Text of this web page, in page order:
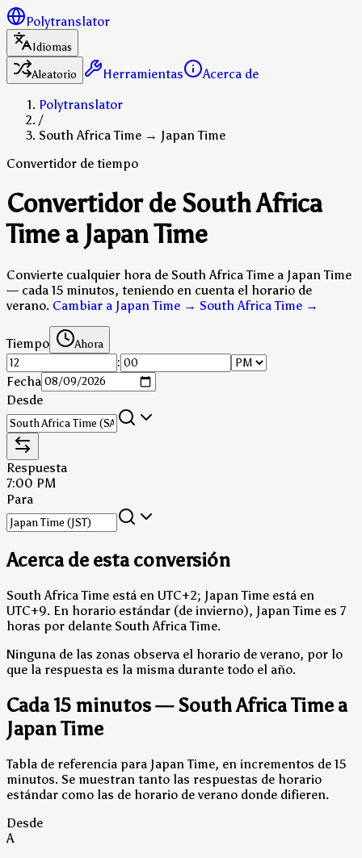
Polytranslator
Idiomas
Aleatorio
Herramientas
Acerca de
Polytranslator
/
South Africa Time → Japan Time
Convertidor de tiempo
Convertidor de South Africa
Time a Japan Time
Convierte cualquier hora de South Africa Time a Japan Time
— cada 15 minutos, teniendo en cuenta el horario de
verano. Cambiar a Japan Time → South Africa Time →
Tiempo Ahora
:
Fecha
Desde
Respuesta
7:00 PM
Para
Acerca de esta conversión
South Africa Time está en UTC+2; Japan Time está en
UTC+9. En horario estándar (de invierno), Japan Time es 7
horas por delante South Africa Time.
Ninguna de las zonas observa el horario de verano, por lo
que la respuesta es la misma durante todo el año.
Cada 15 minutos — South Africa Time a
Japan Time
Tabla de referencia para Japan Time, en incrementos de 15
minutos. Se muestran tanto las respuestas de horario
estándar como las de horario de verano donde difieren.
Desde
A